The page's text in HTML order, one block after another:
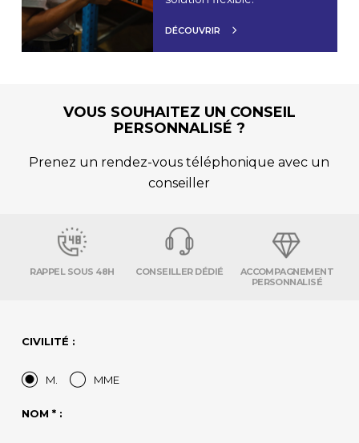
DÉCOUVRIR
VOUS SOUHAITEZ UN CONSEIL
PERSONNALISÉ ?
Prenez un rendez-vous téléphonique avec un
conseiller
RAPPEL SOUS 48H CONSEILLER DÉDIÉ
ACCOMPAGNEMENT
PERSONNALISÉ
CIVILITÉ :
M. MME
NOM * :